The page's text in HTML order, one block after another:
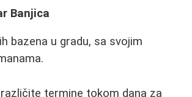
Banjica
bazena u gradu, sa svojim
termine tokom dana za